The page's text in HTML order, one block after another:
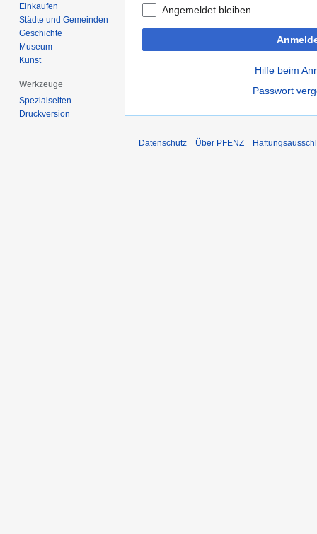
Angemeldet bleiben
Hilfe beim
Passwort
Einkaufen
Städte und Gemeinden
Geschichte
Museum
Kunst
Werkzeuge
Spezialseiten
Druckversion
Datenschutz Über PFENZ